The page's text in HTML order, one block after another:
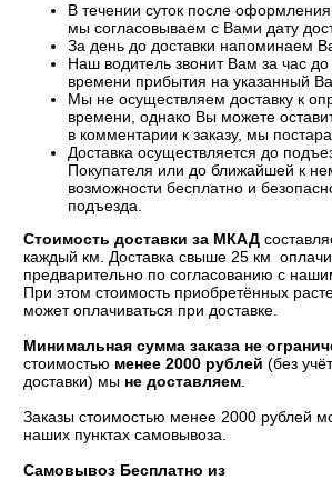
В течении суток после оформления
мы согласовываем с Вами дату
За день до доставки напоминаем
Наш водитель звонит Вам за час
времени прибытия на указанный
Мы не осуществляем доставку к
времени, однако Вы можете
в комментарии к заказу, мы
Доставка осуществляется до
Покупателя или до ближайшей к
возможности бесплатно и
подъезда.
Стоимость доставки за МКАД
каждый км. Доставка свыше 25 км
предварительно по согласованию с
При этом стоимость приобретённых
может оплачиваться при доставке.
Минимальная сумма заказа не
стоимостью менее 2000 рублей (без
доставки) мы не доставляем
Заказы стоимостью менее 2000 рублей
наших пунктах самовывоза.
Самовывоз Бесплатно из